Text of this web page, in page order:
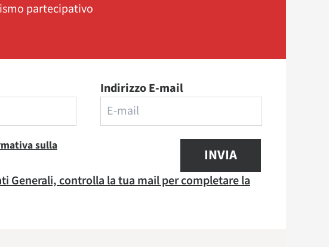
partecipativo
Indirizzo E-mail
sulla
INVIA
Generali, controlla la tua mail per completare la